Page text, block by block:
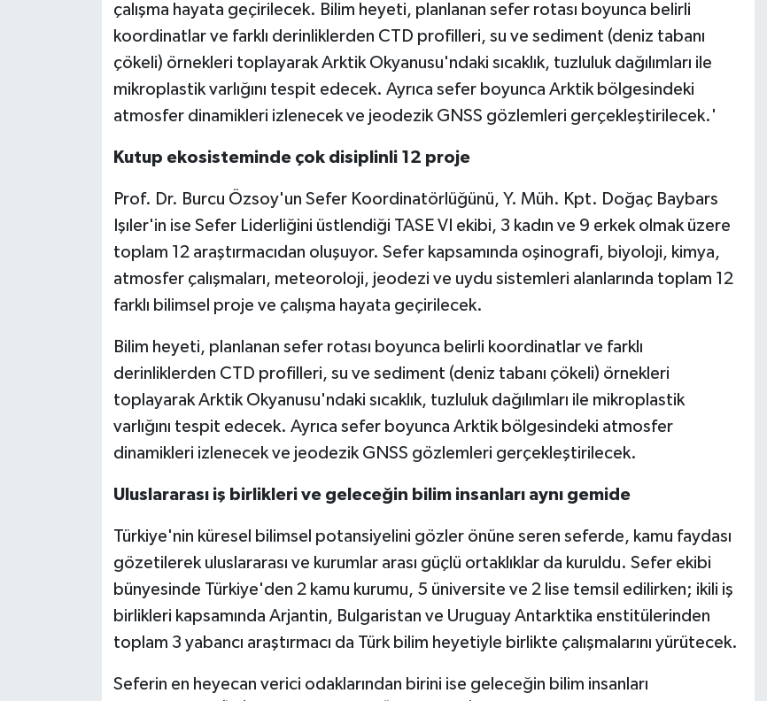
çalışma hayata geçirilecek. Bilim heyeti, planlanan sefer rotası boyunca belirli
koordinatlar ve farklı derinliklerden CTD profilleri, su ve sediment (deniz tabanı
çökeli) örnekleri toplayarak Arktik Okyanusu'ndaki sıcaklık, tuzluluk dağılımları ile
mikroplastik varlığını tespit edecek. Ayrıca sefer boyunca Arktik bölgesindeki
atmosfer dinamikleri izlenecek ve jeodezik GNSS gözlemleri gerçekleştirilecek.'
Kutup ekosisteminde çok disiplinli 12 proje
Prof. Dr. Burcu Özsoy'un Sefer Koordinatörlüğünü, Y. Müh. Kpt. Doğaç Baybars
Işıler'in ise Sefer Liderliğini üstlendiği TASE VI ekibi, 3 kadın ve 9 erkek olmak üzere
toplam 12 araştırmacıdan oluşuyor. Sefer kapsamında oşinografi, biyoloji, kimya,
atmosfer çalışmaları, meteoroloji, jeodezi ve uydu sistemleri alanlarında toplam 12
farklı bilimsel proje ve çalışma hayata geçirilecek.
Bilim heyeti, planlanan sefer rotası boyunca belirli koordinatlar ve farklı
derinliklerden CTD profilleri, su ve sediment (deniz tabanı çökeli) örnekleri
toplayarak Arktik Okyanusu'ndaki sıcaklık, tuzluluk dağılımları ile mikroplastik
varlığını tespit edecek. Ayrıca sefer boyunca Arktik bölgesindeki atmosfer
dinamikleri izlenecek ve jeodezik GNSS gözlemleri gerçekleştirilecek.
Uluslararası iş birlikleri ve geleceğin bilim insanları aynı gemide
Türkiye'nin küresel bilimsel potansiyelini gözler önüne seren seferde, kamu faydası
gözetilerek uluslararası ve kurumlar arası güçlü ortaklıklar da kuruldu. Sefer ekibi
bünyesinde Türkiye'den 2 kamu kurumu, 5 üniversite ve 2 lise temsil edilirken; ikili iş
birlikleri kapsamında Arjantin, Bulgaristan ve Uruguay Antarktika enstitülerinden
toplam 3 yabancı araştırmacı da Türk bilim heyetiyle birlikte çalışmalarını yürütecek.
Seferin en heyecan verici odaklarından birini ise geleceğin bilim insanları